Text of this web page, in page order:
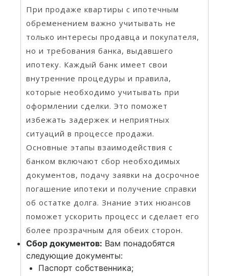
При продаже квартиры с ипотечным
обременением важно учитывать не
только интересы продавца и покупателя,
но и требования банка, выдавшего
ипотеку. Каждый банк имеет свои
внутренние процедуры и правила,
которые необходимо учитывать при
оформлении сделки. Это поможет
избежать задержек и неприятных
ситуаций в процессе продажи.
Основные этапы взаимодействия с
банком включают сбор необходимых
документов, подачу заявки на досрочное
погашение ипотеки и получение справки
об остатке долга. Знание этих нюансов
поможет ускорить процесс и сделает его
более прозрачным для обеих сторон.
Сбор документов: Вам понадобятся
следующие документы:
Паспорт собственника;